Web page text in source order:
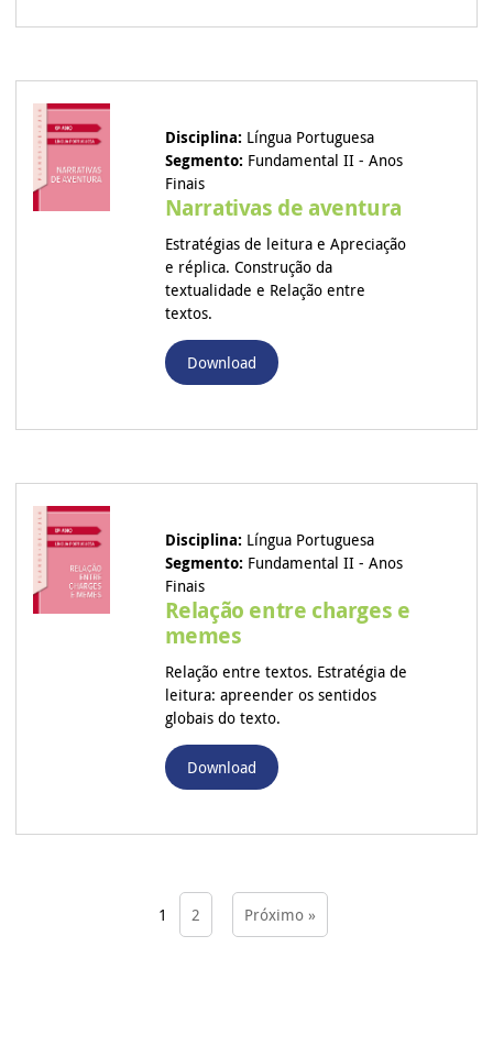
Disciplina: Língua Portuguesa
Segmento: Fundamental II - Anos
Finais
Narrativas de aventura
Estratégias de leitura e Apreciação
e réplica. Construção da
textualidade e Relação entre
textos.
Download
Disciplina: Língua Portuguesa
Segmento: Fundamental II - Anos
Finais
Relação entre charges e
memes
Relação entre textos. Estratégia de
leitura: apreender os sentidos
globais do texto.
Download
1 2 Próximo »